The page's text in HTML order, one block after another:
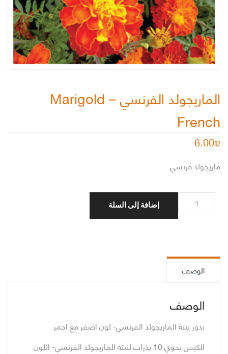
الماريجولد الفرنسي – Marigold
French
6.00₪
ماريجولد فرنسي
الماريجولد
French
إضافة إلى السلة
الوصف
الوصف
بذور نبتة الماريجولد الفرنسي- لون اصفر مع احمر
الكيس يحوي 10 بذرات لنبتة الماريجولد الفرنسي- اللون